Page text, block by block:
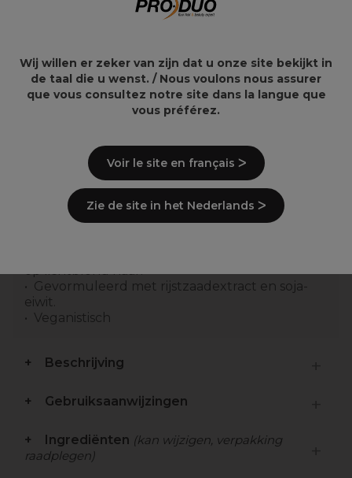
Wunderbar Vegan
22,74€
Osmo Super Silver
29,32€
Overzicht
Gepubliceerd met superzwarte pigmenten
om gele/oranje tinten tegen te gaan.
op lichtblond haar.
Gevormuleerd met rijstzaadextract en soja-
eiwit.
Veganistisch
Beschrijving
Gebruiksaanwijzingen
Ingrediënten (kan wijzigen, verpakking
raadplegen)
Wij willen er zeker van zijn dat u onze site bekijkt in
de taal die u wenst. / Nous voulons nous assurer
que vous consultez notre site dans la langue que
vous préférez.
Voir le site en français ᐳ
Zie de site in het Nederlands ᐳ